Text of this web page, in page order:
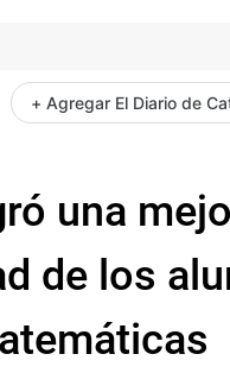
+ Agregar El Diario de
una
de los